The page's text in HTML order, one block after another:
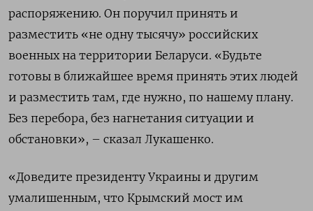
распоряжению. Он поручил принять и
разместить «не одну тысячу» российских
военных на территории Беларуси. «Будьте
готовы в ближайшее время принять этих людей
и разместить там, где нужно, по нашему плану.
Без перебора, без нагнетания ситуации и
обстановки», – сказал Лукашенко.
«Доведите президенту Украины и другим
умалишенным, что Крымский мост им